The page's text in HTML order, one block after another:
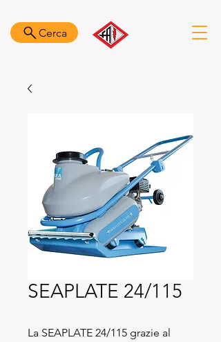
Cerca
SEAPLATE 24/115
La SEAPLATE 24/115 grazie al